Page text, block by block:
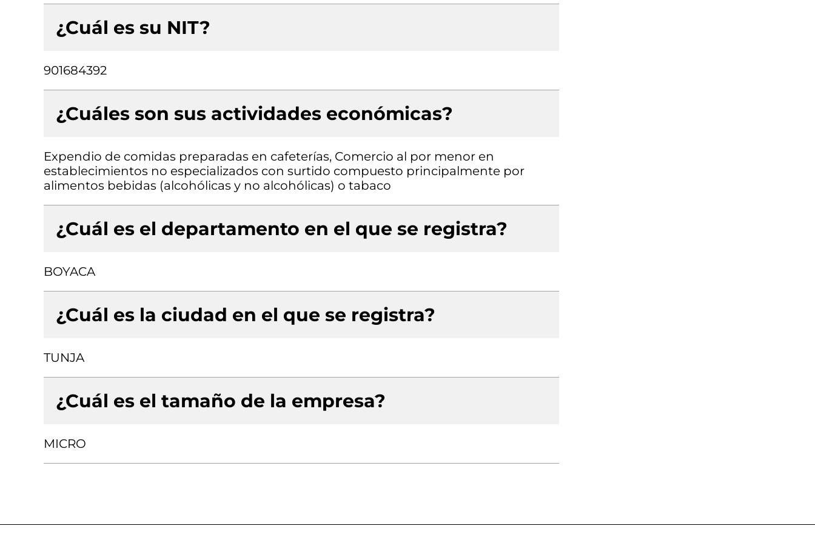
¿Cuál es su NIT?
901684392
¿Cuáles son sus actividades económicas?
Expendio de comidas preparadas en cafeterías, Comercio al por menor en
establecimientos no especializados con surtido compuesto principalmente por
alimentos bebidas (alcohólicas y no alcohólicas) o tabaco
¿Cuál es el departamento en el que se registra?
BOYACA
¿Cuál es la ciudad en el que se registra?
TUNJA
¿Cuál es el tamaño de la empresa?
MICRO